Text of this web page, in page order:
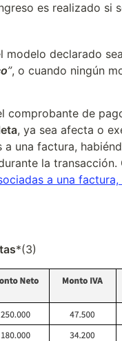
es realizado si
modelo declarado sea
”, o cuando ningún
comprobante de
, ya sea afecta o
una factura,
la transacción.
a una
*(3)